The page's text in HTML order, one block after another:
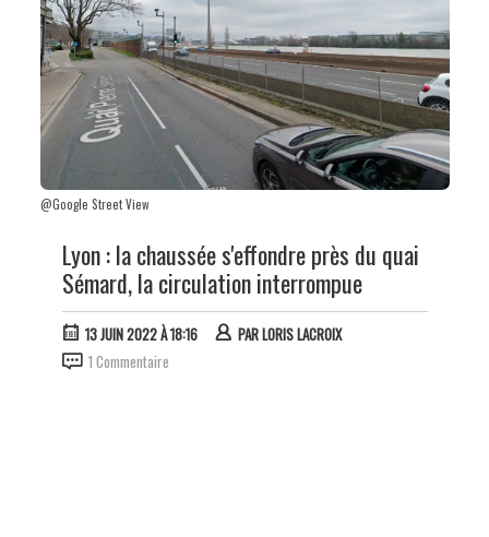
@Google Street View
Lyon : la chaussée s'effondre près du quai
Sémard, la circulation interrompue
13 JUIN 2022 À 18:16 PARLORIS LACROIX
1 Commentaire